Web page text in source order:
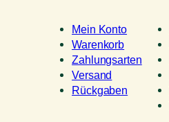
Mein Konto
Warenkorb
Zahlungsarten
Versand
Rückgaben